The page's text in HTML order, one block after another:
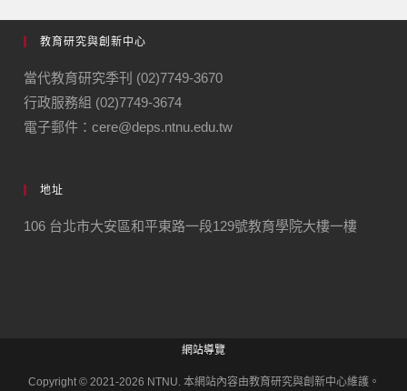
教育研究與創新中心
當代教育研究季刊 (02)7749-3670
行政服務組 (02)7749-3674
電子郵件：cere@deps.ntnu.edu.tw
地址
106 台北市大安區和平東路一段129號教育學院大樓一樓
網站導覽
Copyright © 2021-2026 NTNU. 本網站內容由教育研究與創新中心維護。